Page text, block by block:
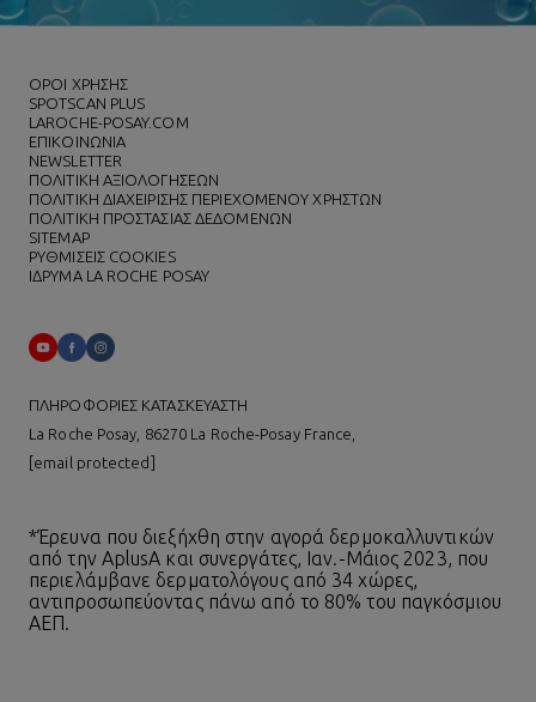
ΌΡΟΙ ΧΡΗΣΗΣ
SPOTSCAN PLUS
LAROCHE-POSAY.COM
ΕΠΙΚΟΙΝΩΝΙΑ
NEWSLETTER
ΠΟΛΙΤΙΚΗ ΑΞΙΟΛΟΓΗΣΕΩΝ
ΠΟΛΙΤΙΚΗ ΔΙΑΧΕΙΡΙΣΗΣ ΠΕΡΙΕΧΟΜΕΝΟΥ ΧΡΗΣΤΩΝ
ΠΟΛΙΤΙΚΗ ΠΡΟΣΤΑΣΙΑΣ ΔΕΔΟΜΕΝΩΝ
SITEMAP
ΡΥΘΜΙΣΕΙΣ COOKIES
ΙΔΡΥΜΑ LA ROCHE POSAY
ΠΛΗΡΟΦΟΡΙΕΣ ΚΑΤΑΣΚΕΥΑΣΤΗ
La Roche Posay, 86270 La Roche-Posay France,
[email protected]
*Έρευνα που διεξήχθη στην αγορά δερμοκαλλυντικών
από την AplusA και συνεργάτες, Ιαν.-Μάιος 2023, που
περιελάμβανε δερματολόγους από 34 χώρες,
αντιπροσωπεύοντας πάνω από το 80% του παγκόσμιου
ΑΕΠ.